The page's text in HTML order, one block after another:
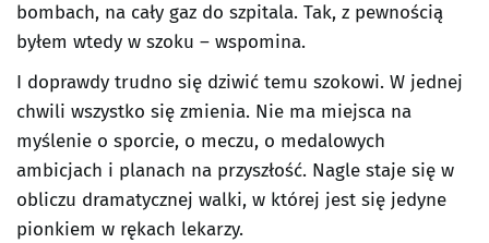
bombach, na cały gaz do szpitala. Tak, z pewnością
byłem wtedy w szoku – wspomina.
I doprawdy trudno się dziwić temu szokowi. W jednej
chwili wszystko się zmienia. Nie ma miejsca na
myślenie o sporcie, o meczu, o medalowych
ambicjach i planach na przyszłość. Nagle staje się w
obliczu dramatycznej walki, w której jest się jedyne
pionkiem w rękach lekarzy.